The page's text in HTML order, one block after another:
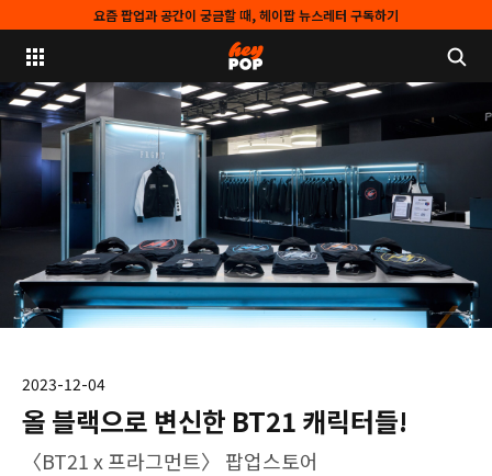
요즘 팝업과 공간이 궁금할 때, 헤이팝 뉴스레터 구독하기
2023-12-04
올 블랙으로 변신한 BT21 캐릭터들!
〈BT21 x 프라그먼트〉 팝업스토어